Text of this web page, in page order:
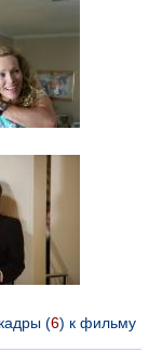
(6) к фильму